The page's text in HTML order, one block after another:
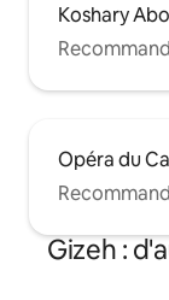
Koshary
Opéra du
Gizeh :